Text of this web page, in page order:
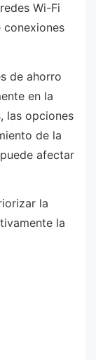
Wi-Fi
de ahorro
en la
las opciones
de la
afectar
la
la